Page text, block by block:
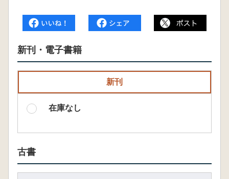
新刊・電子書籍
新刊
在庫なし
古書